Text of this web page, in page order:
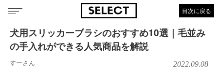
目次に戻る
犬用スリッカーブラシのおすすめ10選｜毛並み
の手入れができる人気商品を解説
すーさん 2022.09.08